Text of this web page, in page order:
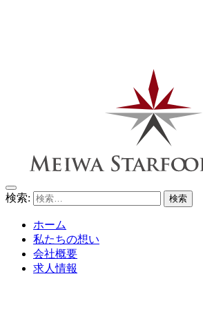
検索:
ホーム
私たちの想い
会社概要
求人情報